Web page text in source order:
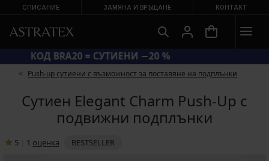
СПИСАНИЕ ЗАМЯНА И ВРЪЩАНЕ КОНТАКТ
КОД BRA20 = СУТИЕНИ −20 %
Push-up сутиени с възможност за поставяне на подплънки
Сутиен Elegant Charm Push-Up с
подвижни подплънки
5 1 oценка BESTSELLER